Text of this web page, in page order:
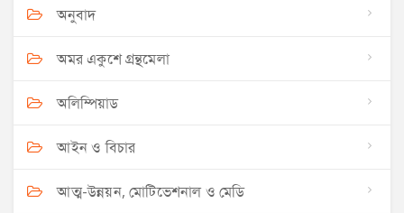
অনুবাদ
অমর একুশে গ্রন্থমেলা
অলিম্পিয়াড
আইন ও বিচার
আত্ম-উন্নয়ন, মোটিভেশনাল ও মেডি